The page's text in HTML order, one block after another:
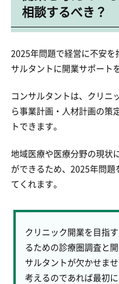
相談するべき？
2025年問題で経営に不安
サルタントに開業サポート
コンサルタントは、クリニ
ら事業計画・人材計画の策
トできます。
地域医療や医療分野の現状
ができるため、2025年問
てくれます。
クリニック開業を目指
るための診療圏調査と
サルタントが欠かせま
考えるのであれば最初に